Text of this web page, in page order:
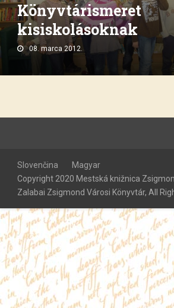
Könyvtárismeret
kisiskolásoknak
08. marca 2012.
Slovenčina
Magyar
Copyright 2020 Mestská knižnica
Zalabai Zsigmond Városi Könyvtár, All